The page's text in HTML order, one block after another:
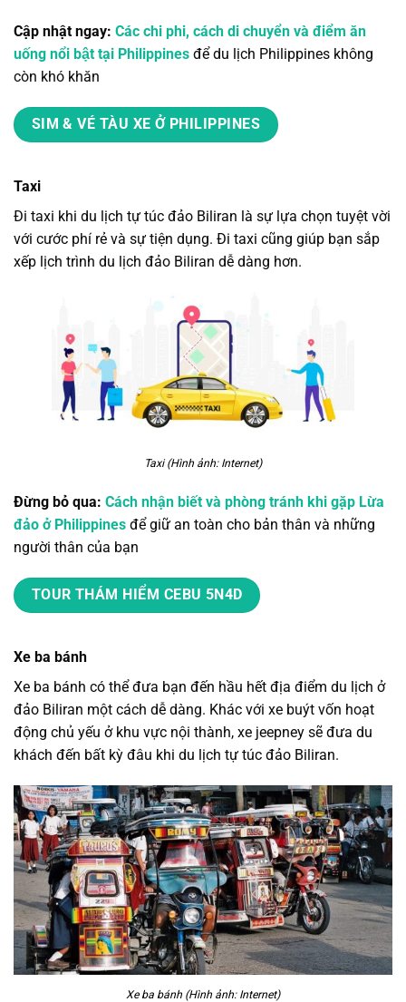
Cập nhật ngay: Các chi phi, cách di chuyển và điểm ăn
uống nổi bật tại Philippines để du lịch Philippines không
còn khó khăn
SIM & VÉ TÀU XE Ở PHILIPPINES
Taxi
Đi taxi khi du lịch tự túc đảo Biliran là sự lựa chọn tuyệt vời
với cước phí rẻ và sự tiện dụng. Đi taxi cũng giúp bạn sắp
xếp lịch trình du lịch đảo Biliran dễ dàng hơn.
Taxi (Hình ảnh: Internet)
Đừng bỏ qua: Cách nhận biết và phòng tránh khi gặp Lừa
đảo ở Philippines để giữ an toàn cho bản thân và những
người thân của bạn
TOUR THÁM HIỂM CEBU 5N4D
Xe ba bánh
Xe ba bánh có thể đưa bạn đến hầu hết địa điểm du lịch ở
đảo Biliran một cách dễ dàng. Khác với xe buýt vốn hoạt
động chủ yếu ở khu vực nội thành, xe jeepney sẽ đưa du
khách đến bất kỳ đâu khi du lịch tự túc đảo Biliran.
Xe ba bánh (Hình ảnh: Internet)